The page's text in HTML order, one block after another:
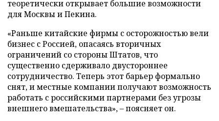
теоретически открывает большие возможности
для Москвы и Пекина.
«Раньше китайские фирмы с осторожностью вели
бизнес с Россией, опасаясь вторичных
ограничений со стороны Штатов, что
существенно сдерживало двустороннее
сотрудничество. Теперь этот барьер формально
снят, и местные компании получают возможность
работать с российскими партнерами без угрозы
внешнего вмешательства», – поясняет он.